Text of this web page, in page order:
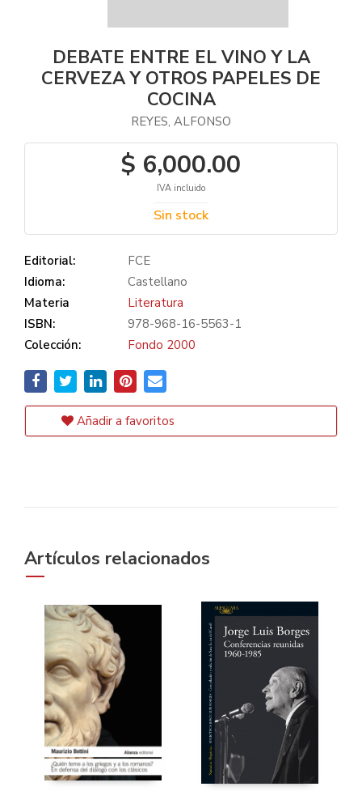
DEBATE ENTRE EL VINO Y LA
CERVEZA Y OTROS PAPELES DE
COCINA
REYES, ALFONSO
$ 6,000.00
IVA incluido
Sin stock
Editorial:
FCE
Idioma:
Castellano
Materia
Literatura
ISBN:
978-968-16-5563-1
Colección:
Fondo 2000
Añadir a favoritos
Artículos relacionados